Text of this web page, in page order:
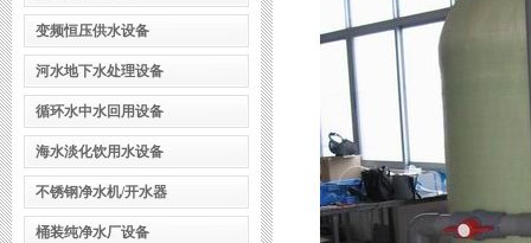
变频恒压供水设备
河水地下水处理设备
循环水中水回用设备
海水淡化饮用水设备
不锈钢净水机/开水器
桶装纯净水厂设备